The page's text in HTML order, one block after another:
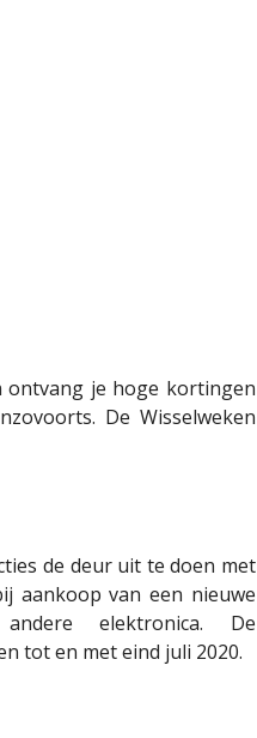
ontvang je hoge kortingen
De Wisselweken
de deur uit te doen met
aankoop van een nieuwe
elektronica. De
tot en met eind juli 2020.